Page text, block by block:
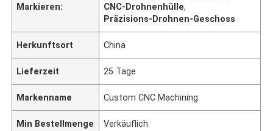
Markieren:
CNC-Drohnenhülle,
Präzisions-Drohnen-Geschoss
Herkunftsort China
Lieferzeit 25 Tage
Markenname Custom CNC Machining
Min Bestellmenge Verkäuflich